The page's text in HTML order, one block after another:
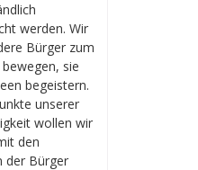
werden. Wir
Bürger zum
sie
begeistern.
unserer
wollen wir
den
der Bürger